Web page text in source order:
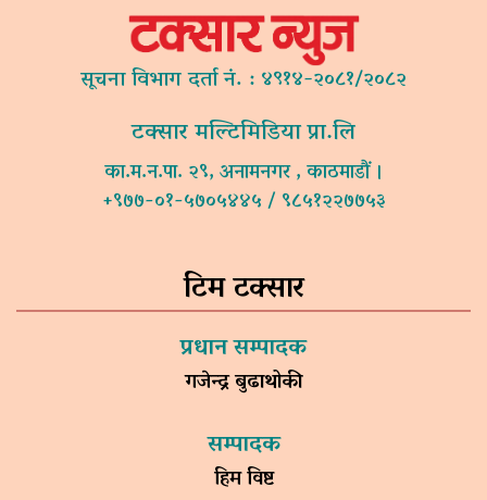
सूचना विभाग दर्ता नं. : ४९१४-२०८१/२०८२
टक्सार मल्टिमिडिया प्रा.लि
का.म.न.पा. २९, अनामनगर , काठमाडौं ।
+९७७-०१-५७०५४४५ / ९८५१२२७७५३
टिम टक्सार
प्रधान सम्पादक
गजेन्द्र बुढाथोकी
सम्पादक
हिम विष्ट